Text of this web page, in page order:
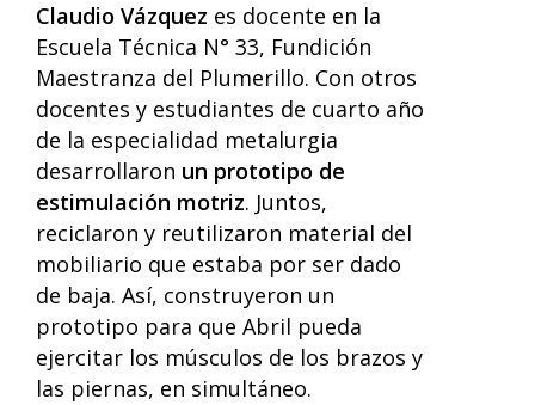
Claudio Vázquez es docente en la
Escuela Técnica N° 33, Fundición
Maestranza del Plumerillo. Con otros
docentes y estudiantes de cuarto año
de la especialidad metalurgia
desarrollaron un prototipo de
estimulación motriz. Juntos,
reciclaron y reutilizaron material del
mobiliario que estaba por ser dado
de baja. Así, construyeron un
prototipo para que Abril pueda
ejercitar los músculos de los brazos y
las piernas, en simultáneo.